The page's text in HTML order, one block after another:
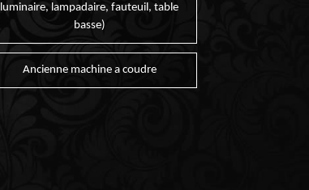
luminaire, lampadaire, fauteuil, table
basse)
Ancienne machine a coudre